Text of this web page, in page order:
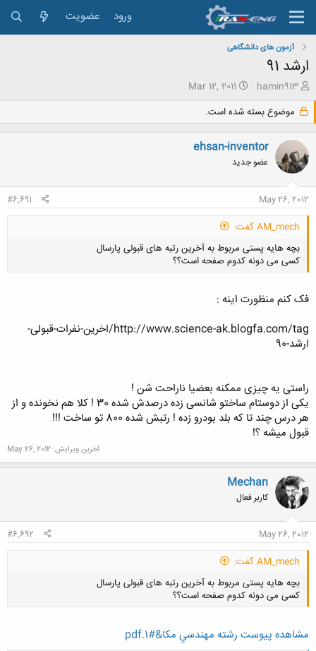
ورود عضویت
آزمون های دانشگاهی
ارشد 91
ش
ع
ک
ن
ن
د
ه
م
ض
ع
hamin913
ت
ر
ی
ش
ر
ع
Mar 12, 2011
موضوع بسته شده است.
ehsan-inventor
عضو جدید
May 26, 2012
#6,691
AM_mech گفت:
بچه هایه پستی مربوط به آخرین رتبه های قبولی پارسال
کسی می دونه کدوم صفحه است؟؟
فک کنم منظورت اینه :
http://www.science-ak.blogfa.com/tag/اخرین-نفرات-قبولی-
ارشد-90
راستی یه چیزی ممکنه بعضیا ناراحت شن !
یکی از دوستام ساختو شانسی زده درصدش شده 30 ! کلا هم نخونده و از
هر درس چند تا که بلد بودرو زده ! رتبش شده 800 تو ساخت !!!
قبول میشه ؟!
آخرین ویرایش: May 26, 2012
Mechan
کاربر فعال
May 26, 2012
#6,692
AM_mech گفت:
بچه هایه پستی مربوط به آخرین رتبه های قبولی پارسال
کسی می دونه کدوم صفحه است؟؟
مشاهده پیوست رشته مهندسي مکا&#1.pdf